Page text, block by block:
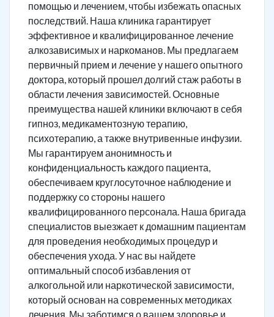
помощью и лечением, чтобы избежать опасных
последствий. Наша клиника гарантирует
эффективное и квалифицированное лечение
алкозависимых и наркоманов. Мы предлагаем
первичный прием и лечение у нашего опытного
доктора, который прошел долгий стаж работы в
области лечения зависимостей. Основные
преимущества нашей клиники включают в себя
гипноз, медикаментозную терапию,
психотерапию, а также внутривенные инфузии.
Мы гарантируем анонимность и
конфиденциальность каждого пациента,
обеспечиваем круглосуточное наблюдение и
поддержку со стороны нашего
квалифицированного персонала. Наша бригада
специалистов выезжает к домашним пациентам
для проведения необходимых процедур и
обеспечения ухода. У нас вы найдете
оптимальный способ избавления от
алкогольной или наркотической зависимости,
который основан на современных методиках
лечения. Мы заботимся о вашем здоровье и